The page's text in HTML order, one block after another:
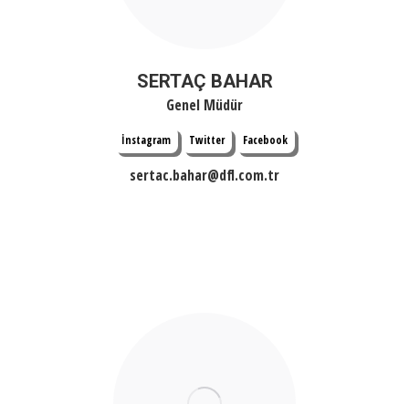
SERTAÇ BAHAR
Genel Müdür
İnstagram Twitter Facebook
sertac.bahar@dfl.com.tr